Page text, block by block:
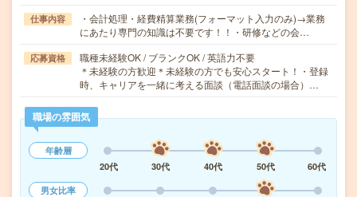
仕事内容
・会計処理・経費精算業務(フォーマット入力のみ)→業務
にあたり専門の知識は不要です！！・研修などの会…
応募資格
職種未経験OK / ブランクOK / 英語力不要
＊未経験の方歓迎＊未経験の方でも安心スタート！・登録
時、キャリアを一緒に考える面談（電話面談の場合）…
職場の雰囲気
年齢層
20代
30代 40代 50代
60代
男女比率